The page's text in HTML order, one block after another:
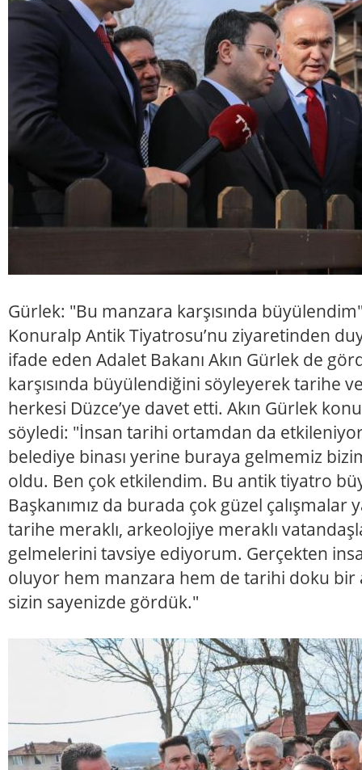
Gürlek: "Bu manzara karşısında
Konuralp Antik Tiyatrosu’nu ziyaretinden
ifade eden Adalet Bakanı Akın Gürlek de
karşısında büyülendiğini söyleyerek tarihe
herkesi Düzce’ye davet etti. Akın Gürlek
söyledi: "İnsan tarihi ortamdan da
belediye binası yerine buraya gelmemiz
oldu. Ben çok etkilendim. Bu antik tiyatro
Başkanımız da burada çok güzel çalışmalar
tarihe meraklı, arkeolojiye meraklı
gelmelerini tavsiye ediyorum. Gerçekten
oluyor hem manzara hem de tarihi doku bir
sizin sayenizde gördük."